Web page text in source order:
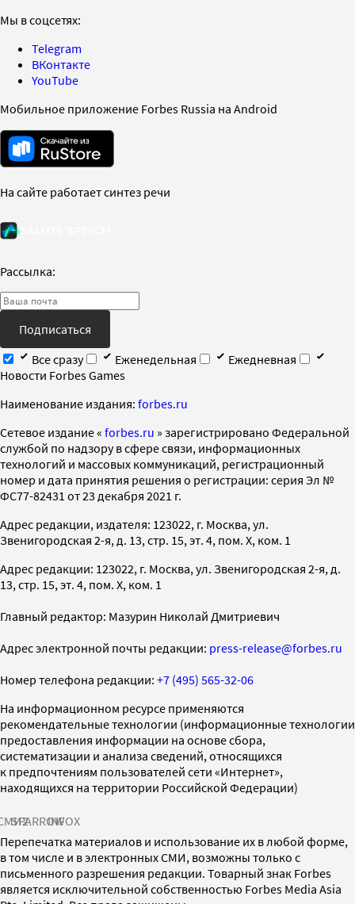
Мы в соцсетях:
Telegram
ВКонтакте
YouTube
Мобильное приложение Forbes Russia на Android
На сайте работает синтез речи
Рассылка:
Подписаться
Все сразу
Еженедельная
Ежедневная
Новости Forbes Games
Наименование издания: forbes.ru
Cетевое издание « forbes.ru » зарегистрировано Федеральной
службой по надзору в сфере связи, информационных
технологий и массовых коммуникаций, регистрационный
номер и дата принятия решения о регистрации: серия Эл №
ФС77-82431 от 23 декабря 2021 г.
Адрес редакции, издателя: 123022, г. Москва, ул.
Звенигородская 2-я, д. 13, стр. 15, эт. 4, пом. X, ком. 1
Адрес редакции: 123022, г. Москва, ул. Звенигородская 2-я, д.
13, стр. 15, эт. 4, пом. X, ком. 1
Главный редактор: Мазурин Николай Дмитриевич
Адрес электронной почты редакции: press-release@forbes.ru
Номер телефона редакции: +7 (495) 565-32-06
На информационном ресурсе применяются
рекомендательные технологии (информационные технологии
предоставления информации на основе сбора,
систематизации и анализа сведений, относящихся
к предпочтениям пользователей сети «Интернет»,
находящихся на территории Российской Федерации)
SPARROWINFOX
Перепечатка материалов и использование их в любой форме,
в том числе и в электронных СМИ, возможны только с
письменного разрешения редакции. Товарный знак Forbes
является исключительной собственностью Forbes Media Asia